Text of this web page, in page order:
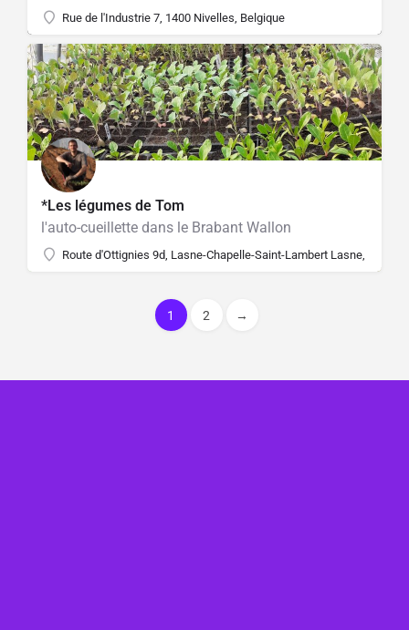
Rue de l'Industrie 7, 1400 Nivelles, Belgique
*Les légumes de Tom
l'auto-cueillette dans le Brabant Wallon
Route d'Ottignies 9d, Lasne-Chapelle-Saint-Lambert Lasne, Belgium
1 2 →